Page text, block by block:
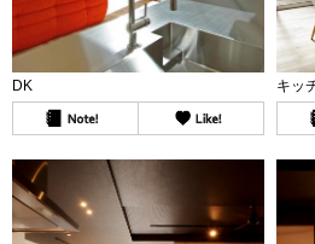
DK キッ